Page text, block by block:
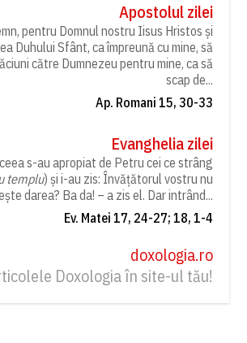
Apostolul zilei
pentru Domnul nostru Iisus Hristos și
Duhului Sfânt, ca împreună cu mine, să
către Dumnezeu pentru mine, ca să
scap de...
Ap. Romani 15, 30-33
Evanghelia zilei
s-au apropiat de Petru cei ce strâng
templu) și i-au zis: Învățătorul vostru nu
darea? Ba da! – a zis el. Dar intrând...
Ev. Matei 17, 24-27; 18, 1-4
doxologia.ro
Doxologia în site-ul tău!